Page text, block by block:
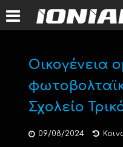
Οικογένεια
Σχολείο
09/08/2024